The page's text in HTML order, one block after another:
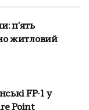
п'ять
житловий
FP-1 у
Point